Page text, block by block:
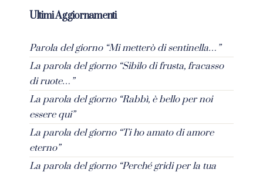
Ultimi Aggiornamenti
Parola del giorno “Mi metterò di sentinella…”
La parola del giorno “Sibilo di frusta, fracasso
di ruote…”
La parola del giorno “Rabbì, è bello per noi
essere qui”
La parola del giorno “Ti ho amato di amore
eterno”
La parola del giorno “Perché gridi per la tua